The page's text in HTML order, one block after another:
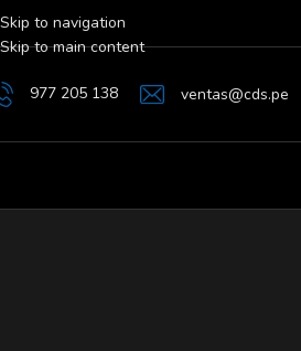
Skip to navigation
Skip to main content
977 205 138 ventas@cds.pe